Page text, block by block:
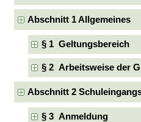
Abschnitt 1 Allgemeines
§ 1 Geltungsbereich
§ 2 Arbeitsweise der
Abschnitt 2
§ 3 Anmeldung